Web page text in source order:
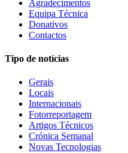
Agradecimentos
Equipa Técnica
Donativos
Contactos
Tipo de notícias
Gerais
Locais
Internacionais
Fotorreportagem
Artigos Técnicos
Crónica Semanal
Novas Tecnologias